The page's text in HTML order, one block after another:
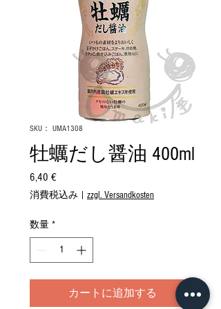
SKU： UMA1308
牡蠣だし醤油 400ml
6,40 €価
格
消費税込み zzgl. Versandkosten
数量 *
カートに追加する